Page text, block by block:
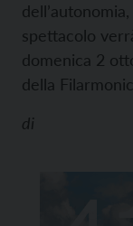
spettacolo
domenica 2
della
di